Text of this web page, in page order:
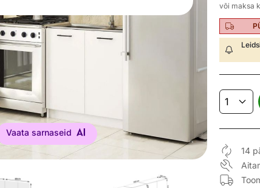
Vaata sarnaseid
või maksa
14